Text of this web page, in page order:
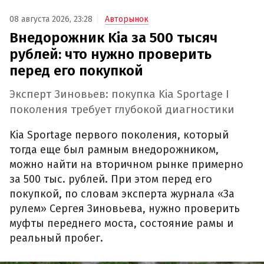
08 августа 2026, 23:28 Авторынок
Внедорожник Kia за 500 тысяч
рублей: что нужно проверить
перед его покупкой
Эксперт Зиновьев: покупка Kia Sportage I
поколения требует глубокой диагностики
Kia Sportage первого поколения, который
тогда еще был рамным внедорожником,
можно найти на вторичном рынке примерно
за 500 тыс. рублей. При этом перед его
покупкой, по словам эксперта журнала «За
рулем» Сергея Зиновьева, нужно проверить
муфты переднего моста, состояние рамы и
реальный пробег.